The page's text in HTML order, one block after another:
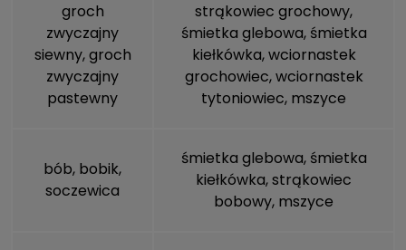
groch
zwyczajny
siewny, groch
zwyczajny
pastewny
strąkowiec grochowy,
śmietka glebowa, śmietka
kiełkówka, wciornastek
grochowiec, wciornastek
tytoniowiec, mszyce
bób, bobik,
soczewica
śmietka glebowa, śmietka
kiełkówka, strąkowiec
bobowy, mszyce